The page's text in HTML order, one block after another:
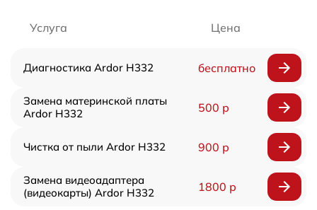
Услуга Цена
Диагностика Ardor H332 бесплатно
Замена материнской платы
Ardor H332
500 р
Чистка от пыли Ardor H332 900 р
Замена видеоадаптера
(видеокарты) Ardor H332
1800 р